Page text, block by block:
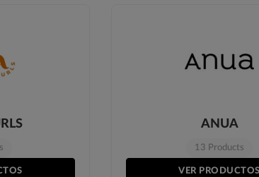
ANUA
13 Products
VER